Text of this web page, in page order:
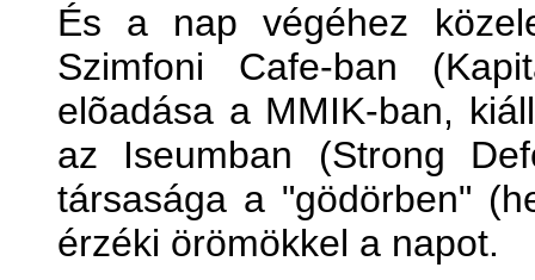
És a nap végéhez
Szimfoni Cafe-ban
elõadása a MMIK-ban,
az Iseumban (Strong
társasága a "gödörben"
érzéki örömökkel a napot.